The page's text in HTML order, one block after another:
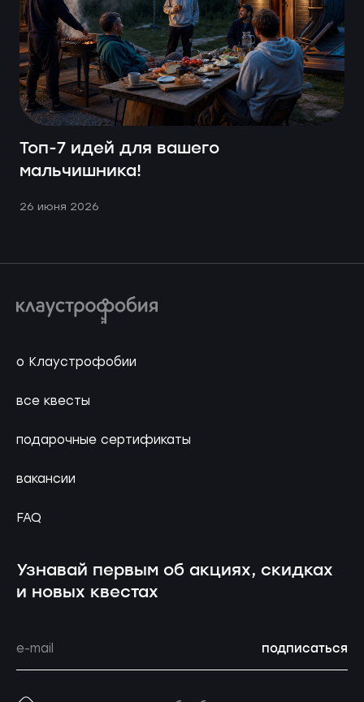
Топ-7 идей для вашего
мальчишника!
26 июня 2026
о Клаустрофобии
все квесты
подарочные сертификаты
вакансии
FAQ
Узнавай первым об акциях, скидках
и новых квестах
подписаться